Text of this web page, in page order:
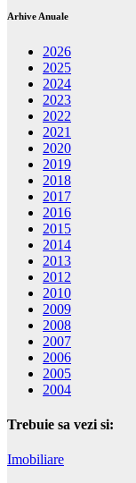
Arhive Anuale
2026
2025
2024
2023
2022
2021
2020
2019
2018
2017
2016
2015
2014
2013
2012
2010
2009
2008
2007
2006
2005
2004
Trebuie sa vezi si:
Imobiliare